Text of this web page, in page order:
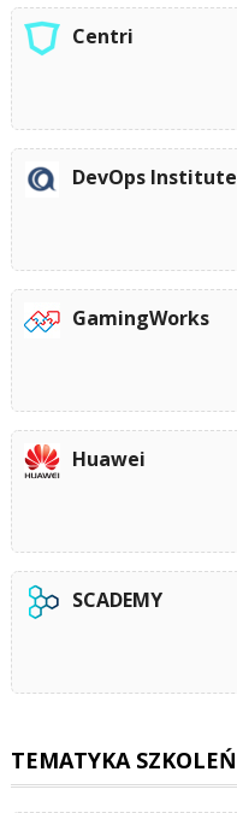
Centri
DevOps Institute
GamingWorks
Huawei
SCADEMY
TEMATYKA SZKOLEŃ